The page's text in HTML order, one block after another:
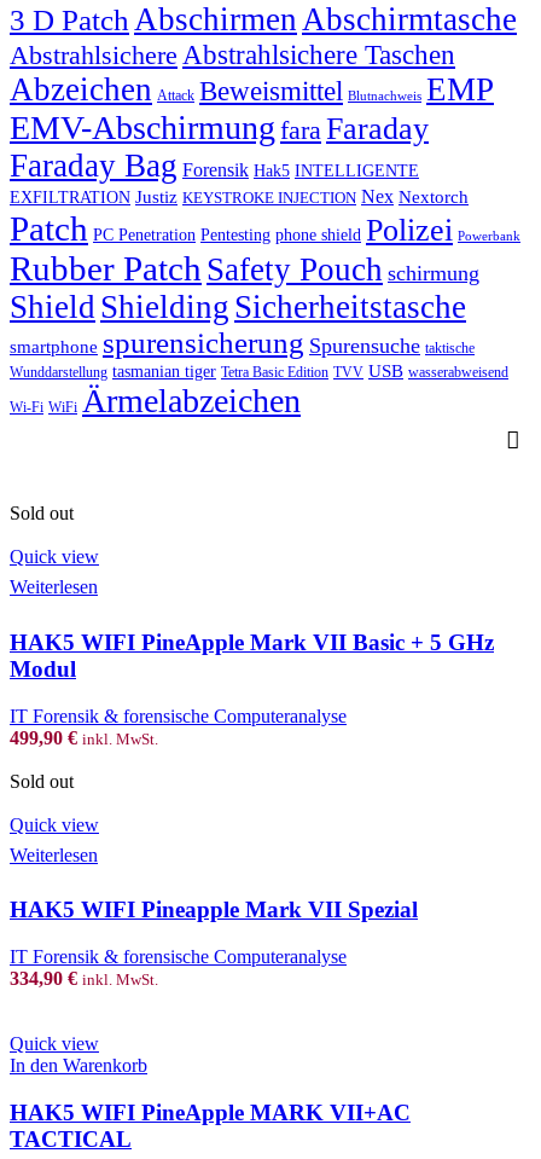
3 D Patch AbschirmenAbschirmtasche
Abstrahlsichere Abstrahlsichere Taschen
Abzeichen Attack Beweismittel Blutnachweis EMP
EMV-Abschirmung faraFaraday
Faraday Bag Forensik Hak5 INTELLIGENTE
EXFILTRATION Justiz KEYSTROKE INJECTION Nex Nextorch
Patch PC Penetration Pentesting phone shield Polizei Powerbank
Rubber Patch Safety Pouch schirmung
ShieldShielding Sicherheitstasche
smartphone spurensicherung Spurensuche taktische
Wunddarstellung tasmanian tiger Tetra Basic Edition TVV USB wasserabweisend
Wi-Fi WiFi Ärmelabzeichen
Sold out
Quick view
Weiterlesen
HAK5 WIFI PineApple Mark VII Basic + 5 GHz
Modul
IT Forensik & forensische Computeranalyse
499,90 € inkl. MwSt.
Sold out
Quick view
Weiterlesen
HAK5 WIFI Pineapple Mark VII Spezial
IT Forensik & forensische Computeranalyse
334,90 € inkl. MwSt.
Quick view
HAK5
PineApple
MARK
VII+AC
In den Warenkorb
HAK5 WIFI PineApple MARK VII+AC
TACTICAL